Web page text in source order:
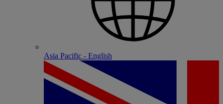
Asia Pacific - English